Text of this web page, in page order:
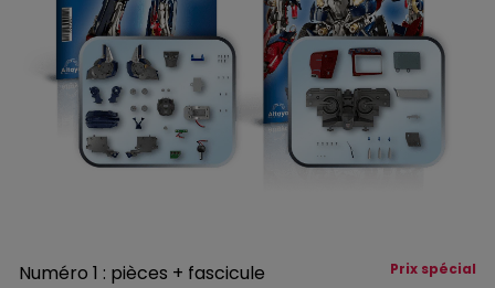
Numéro 1 : pièces + fascicule Prix spécial